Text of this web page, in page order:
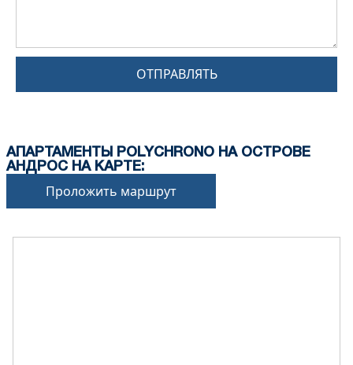
ОТПРАВЛЯТЬ
АПАРТАМЕНТЫ POLYCHRONO НА ОСТРОВЕ
АНДРОС НА КАРТЕ:
Проложить маршрут